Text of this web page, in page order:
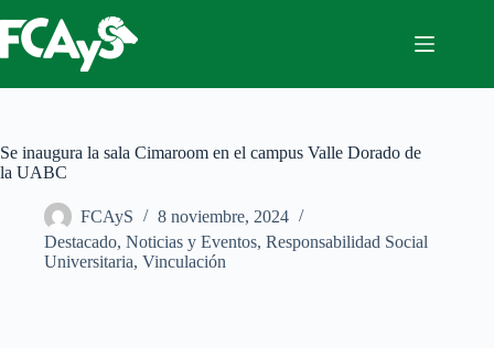
al
contenido
Se inaugura la sala Cimaroom en el campus Valle Dorado de
la UABC
FCAyS
8 noviembre, 2024
Destacado, Noticias y Eventos, Responsabilidad Social
Universitaria, Vinculación